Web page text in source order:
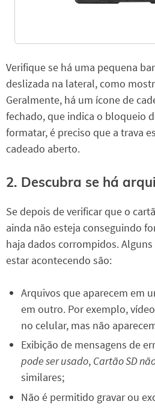
Verifique se há uma pequena
deslizada na lateral, como
Geralmente, há um ícone de
fechado, que indica o bloqueio
formatar, é preciso que a trava
cadeado aberto.
2. Descubra se há
Se depois de verificar que o
ainda não esteja conseguindo
haja dados corrompidos.
estar acontecendo são:
Arquivos que aparecem em
em outro. Por exemplo,
no celular, mas não
Exibição de mensagens de
pode ser usado, Cartão SD
similares;
Não é permitido gravar ou